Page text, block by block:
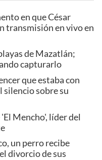
en que César
transmisión en vivo en
de Mazatlán;
capturarlo
que estaba con
silencio sobre su
Mencho', líder del
un perro recibe
divorcio de sus